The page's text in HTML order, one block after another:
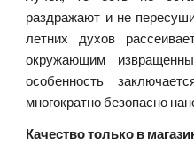
раздражают и не
летних духов
окружающим
особенность
многократно безопасно
Качество только в